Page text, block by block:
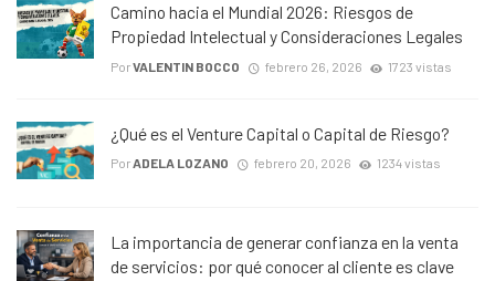
Camino hacia el Mundial 2026: Riesgos de
Propiedad Intelectual y Consideraciones Legales
PorVALENTIN BOCCO febrero 26, 2026 1723 vistas
¿Qué es el Venture Capital o Capital de Riesgo?
PorADELA LOZANO febrero 20, 2026 1234 vistas
La importancia de generar confianza en la venta
de servicios: por qué conocer al cliente es clave